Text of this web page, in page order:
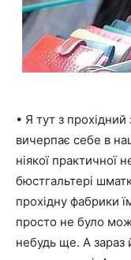
• Я тут з
вичерпає себе в
ніякої практичної
бюстгальтері
прохідну фабрики
просто не було
небудь ще. А зараз